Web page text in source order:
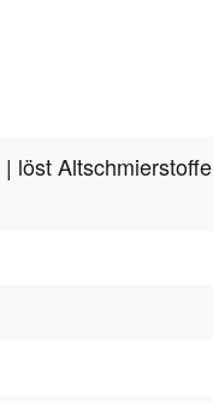
| löst Altschmierstoffe